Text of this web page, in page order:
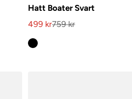
Hatt Boater Svart
Kampanjpris
499 kr759 kr